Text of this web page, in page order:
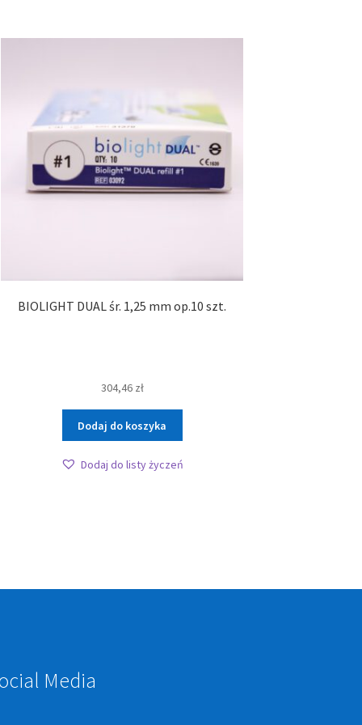
BIOLIGHT DUAL śr. 1,25 mm op.10 szt.
304,46 zł
Dodaj do koszyka
Dodaj do listy życzeń
Media